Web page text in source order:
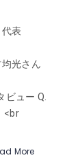
代表
光さん
ビュー Q.
<br
More